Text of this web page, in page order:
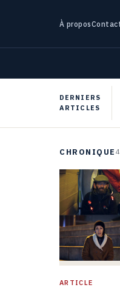
À propos
DERNIERS
ARTICLES
CHRONIQUE
ARTICLE